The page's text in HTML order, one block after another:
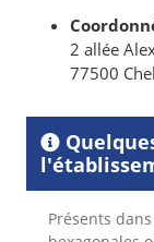
2 allée
77500
Présents